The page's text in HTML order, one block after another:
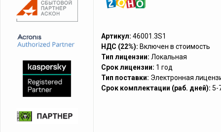
Артикул: 46001.3S1
НДС (22%): Включен в стоимость
Тип лицензии: Локальная
Срок лицензии: 1 год
Тип поставки: Электронная
Срок комплектации (раб. дней): 5-